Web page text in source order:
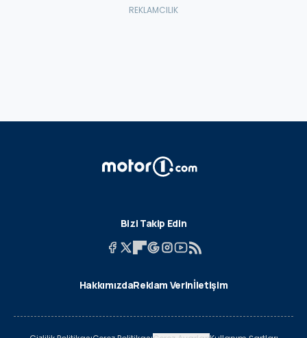
Bizi Takip Edin
HakkımızdaReklam Verinİletişim